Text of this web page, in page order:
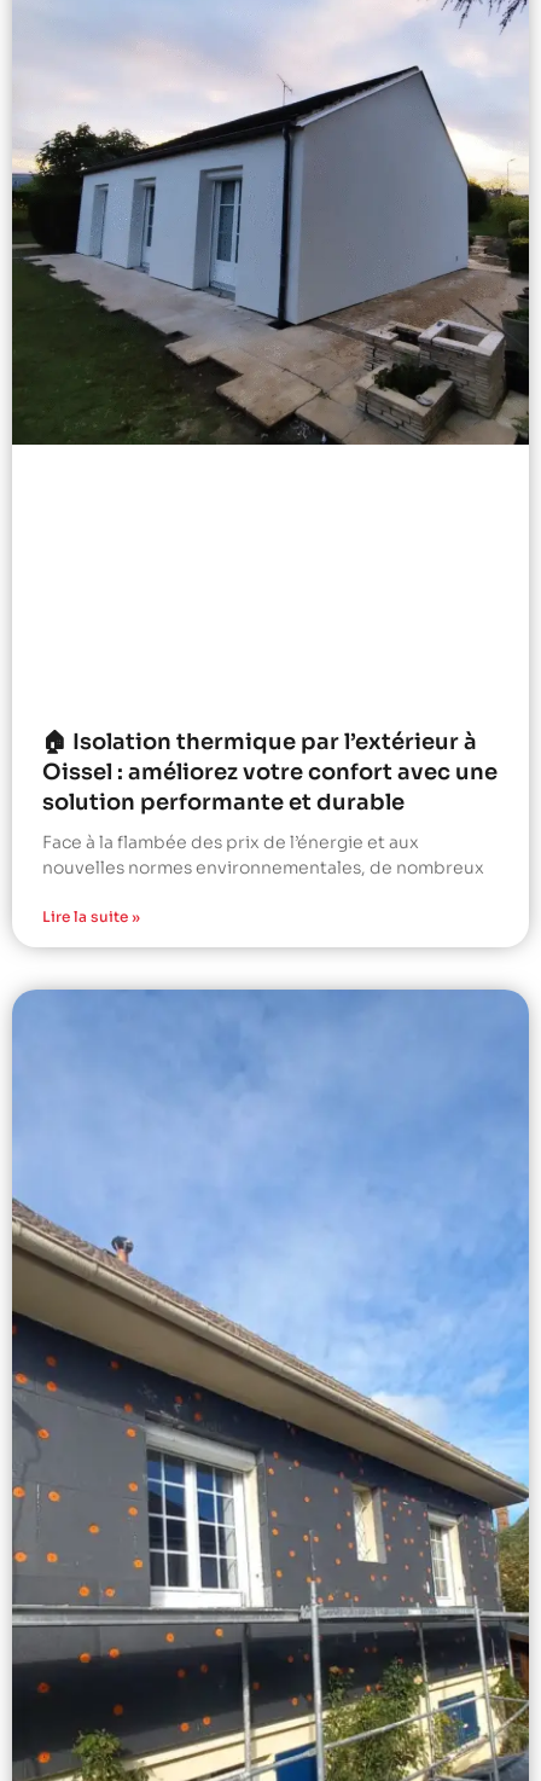
🏠 Isolation thermique par l’extérieur à
Oissel : améliorez votre confort avec une
solution performante et durable
Face à la flambée des prix de l’énergie et aux
nouvelles normes environnementales, de nombreux
Lire la suite »